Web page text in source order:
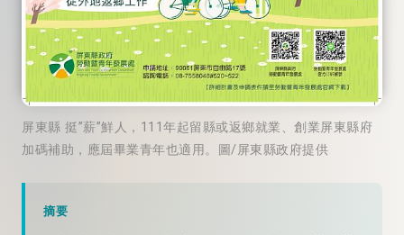
屏東縣 挺”薪”鮮人，111年起留縣或返鄉就業、創業屏東縣府
加碼補助，應屆畢業青年也適用。圖/屏東縣政府提供
摘要